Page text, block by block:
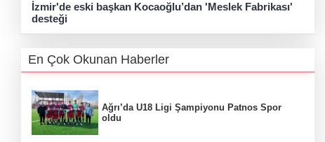
İzmir'de eski başkan Kocaoğlu’dan 'Meslek Fabrikası'
desteği
En Çok Okunan Haberler
Ağrı’da U18 Ligi Şampiyonu Patnos Spor
oldu